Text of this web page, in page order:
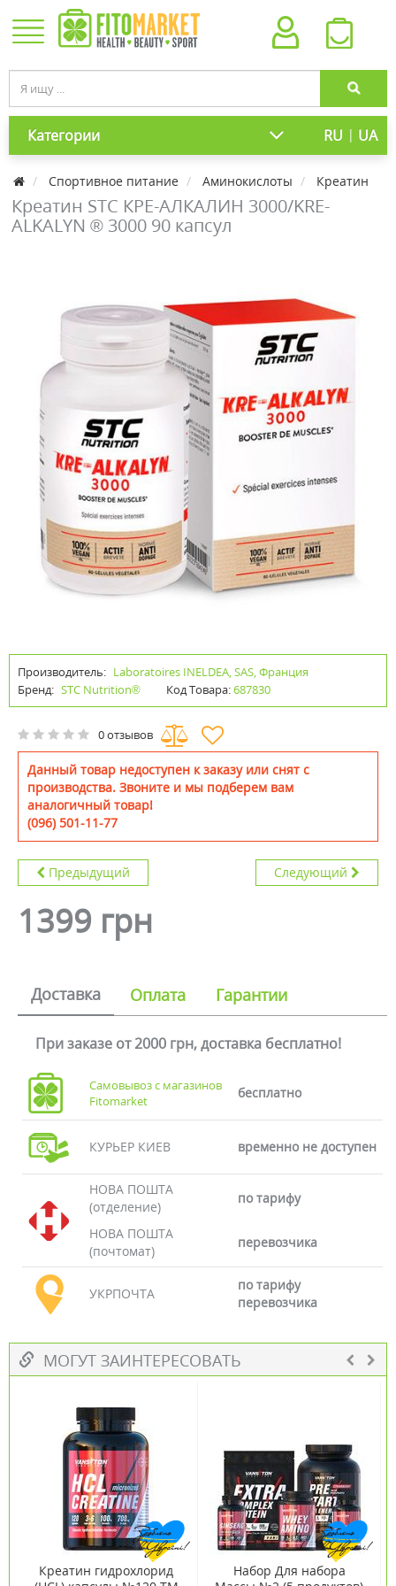
Категории RU | UA
Спортивное питание Аминокислоты Креатин
Креатин STC КРЕ-АЛКАЛИН 3000/KRE-
ALKALYN ® 3000 90 капсул
Производитель: Laboratoires INELDEA, SAS, Франция
Бренд: STC Nutrition® Код Товара:687830
0 отзывов
Данный товар недоступен к заказу или снят с
производства. Звоните и мы подберем вам
аналогичный товар!
(096) 501-11-77
Предыдущий Следующий
1399 грн
Доставка Оплата Гарантии
При заказе от 2000 грн, доставка бесплатно!
Самовывоз с магазинов
Fitomarket
бесплатно
КУРЬЕР КИЕВ временно не доступен
НОВА ПОШТА
(отделение)
по тарифу
НОВА ПОШТА
(почтомат)
перевозчика
УКРПОЧТА
по тарифу
перевозчика
МОГУТ ЗАИНТЕРЕСОВАТЬ
Креатин гидрохлорид
Набор Для набора